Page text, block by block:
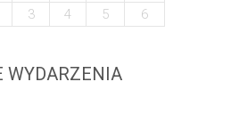
3 4 5 6
WYDARZENIA